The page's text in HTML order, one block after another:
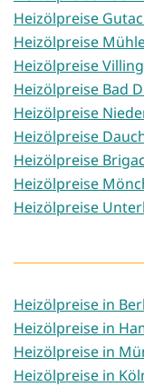
Heizölpreise
Heizölpreise
Heizölpreise
Heizölpreise Bad
Heizölpreise
Heizölpreise
Heizölpreise
Heizölpreise
Heizölpreise
Heizölpreise in
Heizölpreise in
Heizölpreise in
Heizölpreise in